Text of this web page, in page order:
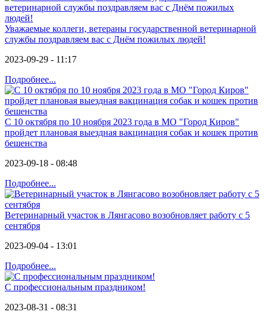
Уважаемые коллеги, ветераны государственной ветеринарной
службы поздравляем вас с Днём пожилых людей!
2023-09-29 - 11:17
Подробнее...
С 10 октября по 10 ноября 2023 года в МО "Город Киров"
пройдет плановая выездная вакцинация собак и кошек против
бешенства
2023-09-18 - 08:48
Подробнее...
Ветеринарный участок в Лянгасово возобновляет работу с 5
сентября
2023-09-04 - 13:01
Подробнее...
С профессиональным праздником!
2023-08-31 - 08:31